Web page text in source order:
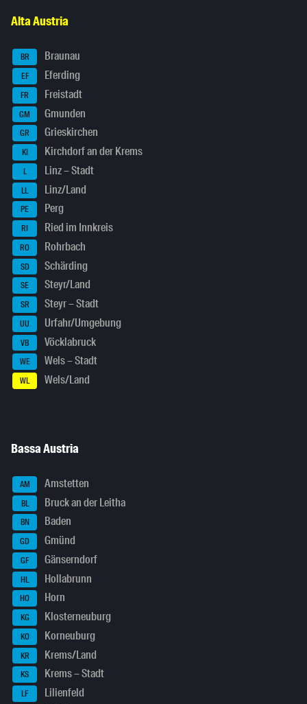
Alta Austria
BR Braunau
EF Eferding
FR Freistadt
GM Gmunden
GR Grieskirchen
KI Kirchdorf an der Krems
L Linz – Stadt
LL Linz/Land
PE Perg
RI Ried im Innkreis
RO Rohrbach
SD Schärding
SE Steyr/Land
SR Steyr – Stadt
UU Urfahr/Umgebung
VB Vöcklabruck
WE Wels – Stadt
WL Wels/Land
Bassa Austria
AM Amstetten
BL Bruck an der Leitha
BN Baden
GD Gmünd
GF Gänserndorf
HL Hollabrunn
HO Horn
KG Klosterneuburg
KO Korneuburg
KR Krems/Land
KS Krems – Stadt
LF Lilienfeld